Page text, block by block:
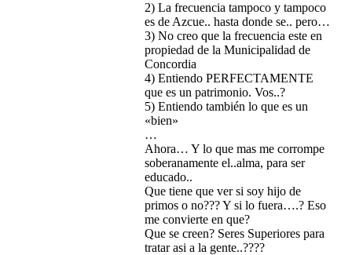
2) La frecuencia tampoco y tampoco
es de Azcue.. hasta donde se.. pero…
3) No creo que la frecuencia este en
propiedad de la Municipalidad de
Concordia
4) Entiendo PERFECTAMENTE
que es un patrimonio. Vos..?
5) Entiendo también lo que es un
«bien»
…
Ahora… Y lo que mas me corrompe
soberanamente el..alma, para ser
educado..
Que tiene que ver si soy hijo de
primos o no??? Y si lo fuera….? Eso
me convierte en que?
Que se creen? Seres Superiores para
tratar asi a la gente..????